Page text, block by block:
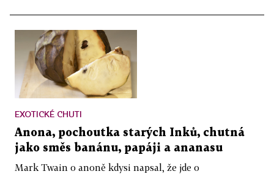
EXOTICKÉ CHUTI
Anona, pochoutka starých Inků, chutná
jako směs banánu, papáji a ananasu
Mark Twain o anoně kdysi napsal, že jde o